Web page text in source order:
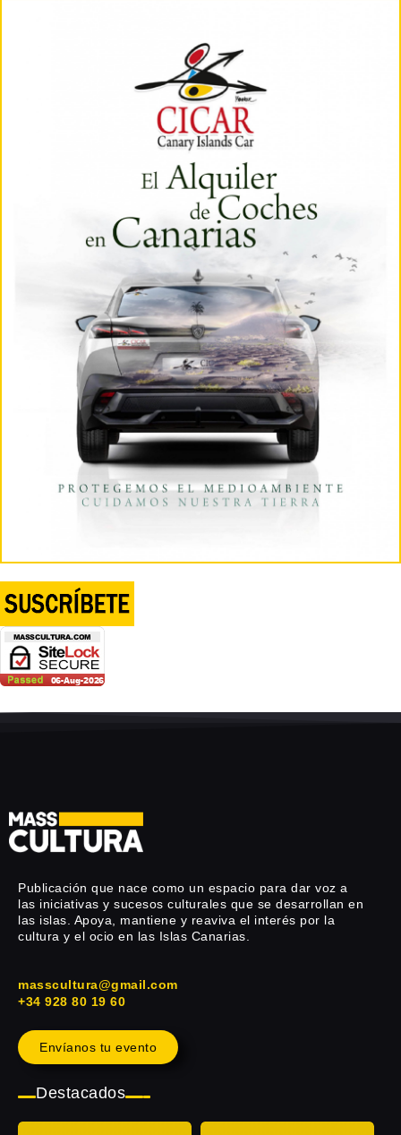
Publicación que nace como un espacio para dar voz a
las iniciativas y sucesos culturales que se desarrollan en
las islas. Apoya, mantiene y reaviva el interés por la
cultura y el ocio en las Islas Canarias.
masscultura@gmail.com
+34 928 80 19 60
Envíanos tu evento
Destacados